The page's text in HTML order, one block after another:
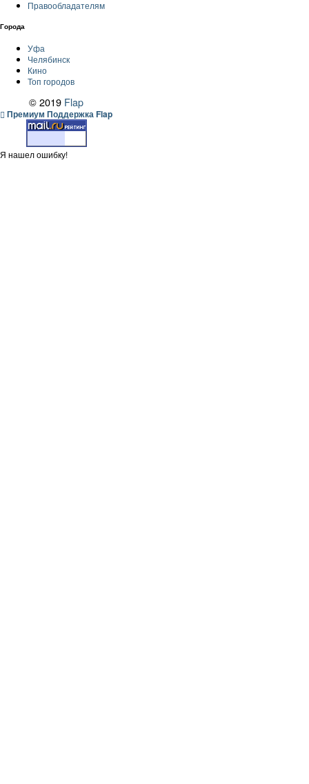
Правообладателям
Города
Уфа
Челябинск
Кино
Топ городов
© 2019 Flap
Премиум Поддержка Flap
Я нашел ошибку!